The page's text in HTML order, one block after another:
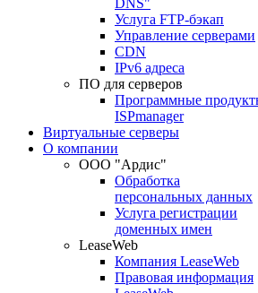
DNS"
Услуга FTP-бэкап
Управление серверами
CDN
IPv6 адреса
ПО для серверов
Программные
ISPmanager
Виртуальные серверы
О компании
ООО "Ардис"
Обработка
персональных данных
Услуга регистрации
доменных имен
LeaseWeb
Компания LeaseWeb
Правовая информация